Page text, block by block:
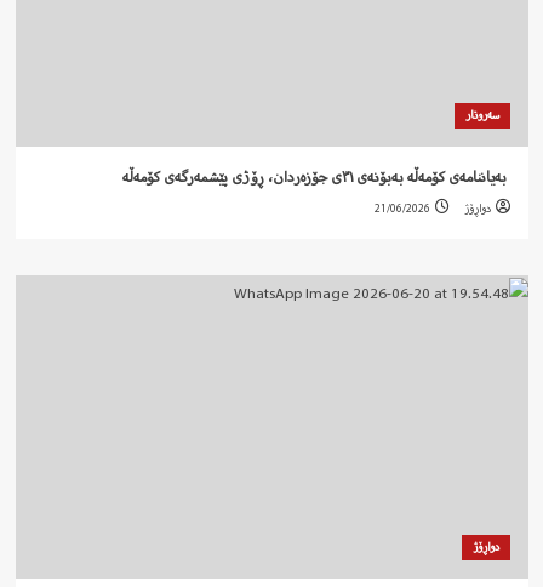
سەروتار
‍ بەیاننامەی کۆمەڵە بەبۆنەی ٣١ی جۆزەردان، ڕۆژی پێشمەرگەی کۆمەڵە
دواڕۆژ 21/06/2026
دواڕۆژ